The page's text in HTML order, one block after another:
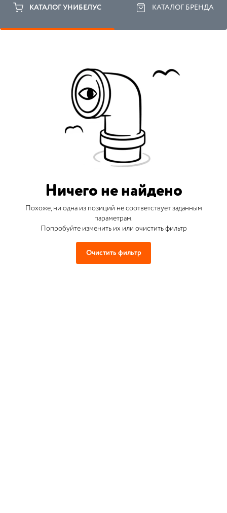
КАТАЛОГ УНИБЕЛУС КАТАЛОГ БРЕНДА
Ничего не найдено
Похоже, ни одна из позиций не соответствует заданным
параметрам.
Попробуйте изменить их или очистить фильтр
Очистить фильтр